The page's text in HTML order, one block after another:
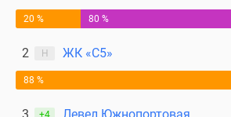
20 % 80 %
2 Н ЖК «С5»
88 %
+4